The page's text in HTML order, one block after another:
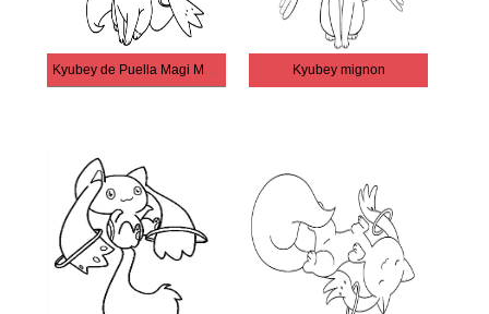
Kyubey de Puella Magi Madoka Magica Kyubey mignon